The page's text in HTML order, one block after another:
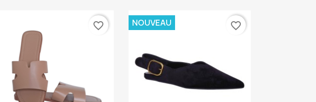
favorite_border NOUVEAU favorite_border